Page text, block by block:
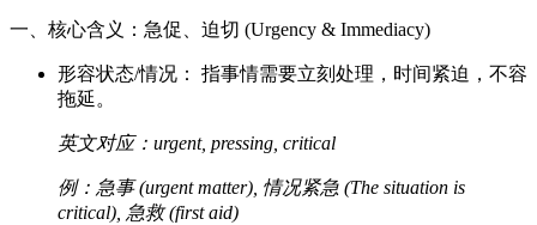
一、核心含义：急促、迫切 (Urgency & Immediacy)
形容状态/情况： 指事情需要立刻处理，时间紧迫，不容
拖延。
英文对应：urgent, pressing, critical
例：急事 (urgent matter), 情况紧急 (The situation is
critical), 急救 (first aid)